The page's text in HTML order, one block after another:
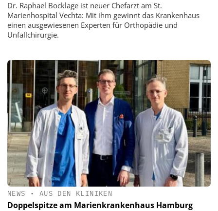
Dr. Raphael Bocklage ist neuer Chefarzt am St.
Marienhospital Vechta: Mit ihm gewinnt das Krankenhaus
einen ausgewiesenen Experten für Orthopädie und
Unfallchirurgie.
NEWS • AUS DEN KLINIKEN
Doppelspitze am Marienkrankenhaus Hamburg